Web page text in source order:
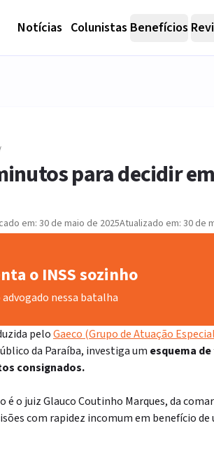
Notícias Colunistas Benefícios
para decidir
em: 30 de maio de 2025Atualizado em: 30 de
o INSS sozinho
nessa batalha
peloGaeco (Grupo de Atuação
da Paraíba, investiga um esquema
consignados.
é o juiz Glauco Coutinho Marques, da
com rapidez incomum em benefício